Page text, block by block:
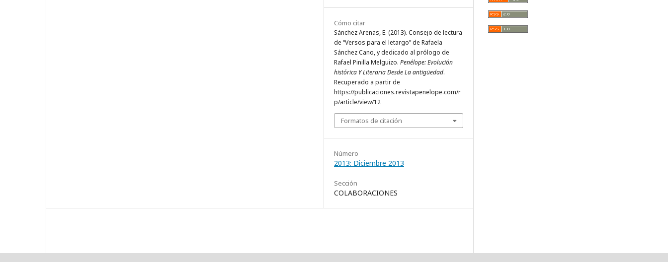
Cómo citar
Sánchez Arenas, E. (2013). Consejo de lectura
de “Versos para el letargo” de Rafaela
Sánchez Cano, y dedicado al prólogo de
Rafael Pinilla Melguizo. Penélope: Evolución
histórica Y Literaria Desde La antigüedad.
Recuperado a partir de
https://publicaciones.revistapenelope.com/r
p/article/view/12
Formatos de citación
Número
2013: Diciembre 2013
Sección
COLABORACIONES